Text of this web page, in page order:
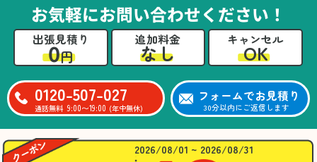
お気軽にお問い合わせください！
出張見積り
0円
追加料金
なし
キャンセル
OK
0120-507-027
通話無料 9:00〜19:00 (年中無休)
フォームでお見積り
30分以内にご返信します
2026/08/01 ~ 2026/08/31